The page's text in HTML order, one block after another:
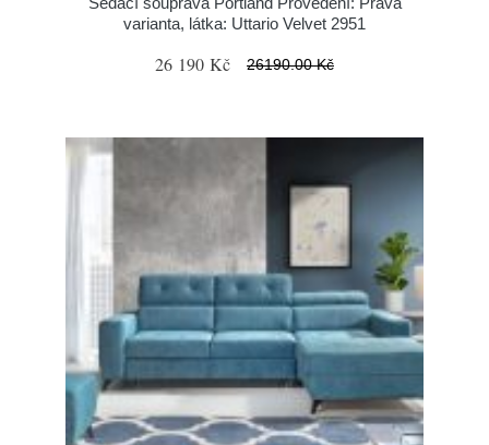
varianta, látka: Uttario Velvet 2951
26 190 Kč 26190.00 Kč